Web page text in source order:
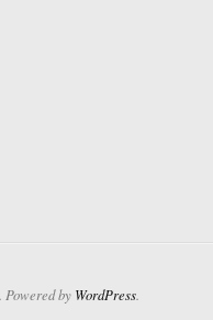
. Powered by WordPress